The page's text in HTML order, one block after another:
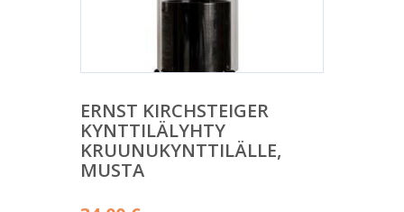
ERNST KIRCHSTEIGER
KYNTTILÄLYHTY
KRUUNUKYNTTILÄLLE,
MUSTA